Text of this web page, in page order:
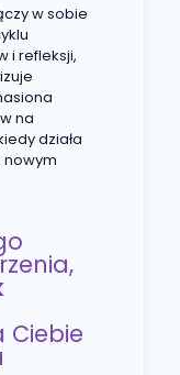
w sobie
i refleksji,
na
działa
Ciebie